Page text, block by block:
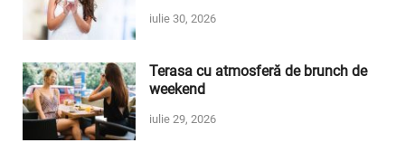
iulie 30, 2026
Terasa cu atmosferă de brunch de
weekend
iulie 29, 2026